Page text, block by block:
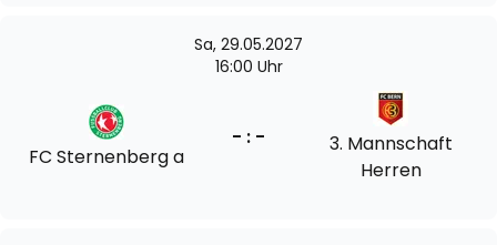
Sa, 29.05.2027
16:00 Uhr
FC Sternenberg a
- : -
3. Mannschaft
Herren